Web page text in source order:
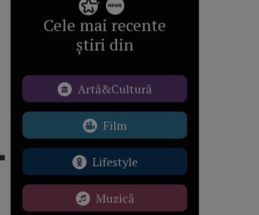
Cele mai recente
știri din
Artă&Cultură
Film
Lifestyle
Muzică